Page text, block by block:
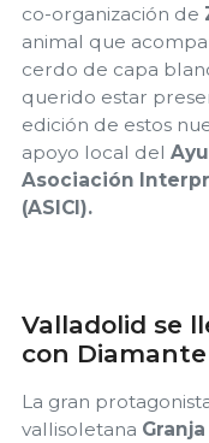
co-organización de
animal que
cerdo de capa
querido estar
edición de estos
apoyo local del
Asociación
(ASICI).
Valladolid se
con Diamante
La gran
vallisoletana